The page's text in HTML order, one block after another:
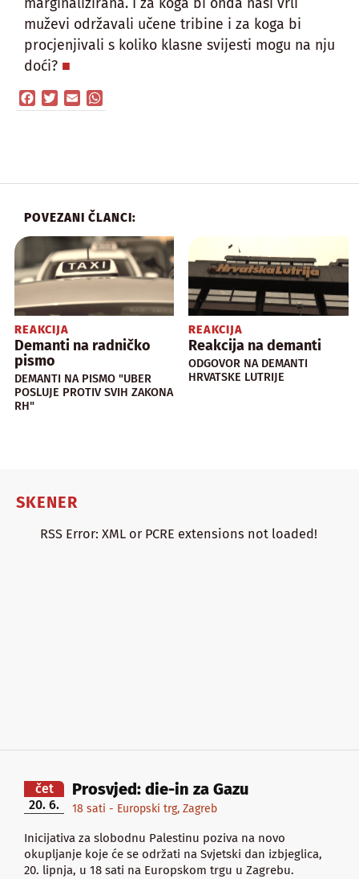
muževi održavali učene tribine i za koga bi
procjenjivali s koliko klasne svijesti mogu na nju
doći?
Facebook
TwitterEmail
POVEZANI ČLANCI:
REAKCIJA
Demanti na radničko
pismo
DEMANTI NA PISMO "UBER
POSLUJE PROTIV SVIH ZAKONA
RH"
REAKCIJA
Reakcija na demanti
ODGOVOR NA DEMANTI
HRVATSKE LUTRIJE
SKENER
RSS Error: XML or PCRE extensions not loaded!
čet
20. 6.
Prosvjed: die-in za Gazu
18 sati - Europski trg, Zagreb
Inicijativa za slobodnu Palestinu poziva na novo
okupljanje koje će se održati na Svjetski dan izbjeglica,
20. lipnja, u 18 sati na Europskom trgu u Zagrebu.